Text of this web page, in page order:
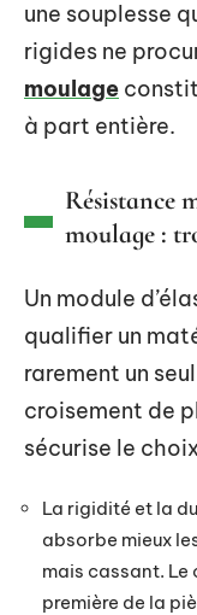
une souplesse
rigides ne
moulage
à part entière.
Résistance
moulage :
Un module
qualifier un
rarement un
croisement de
sécurise le
La rigidité et la
absorbe mieux
mais cassant.
première de la